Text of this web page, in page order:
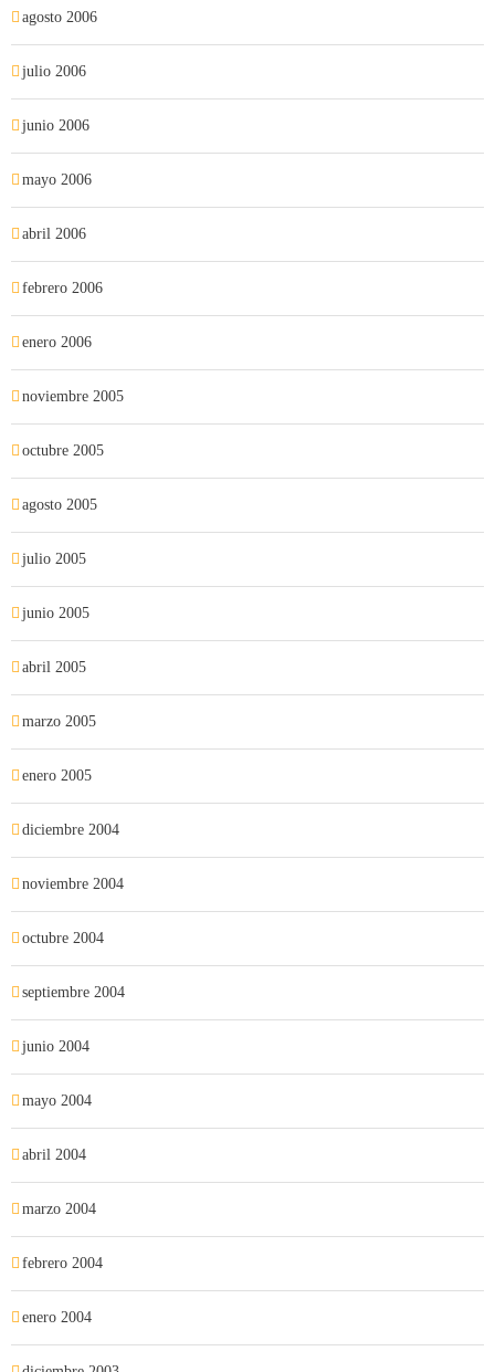
agosto 2006
julio 2006
junio 2006
mayo 2006
abril 2006
febrero 2006
enero 2006
noviembre 2005
octubre 2005
agosto 2005
julio 2005
junio 2005
abril 2005
marzo 2005
enero 2005
diciembre 2004
noviembre 2004
octubre 2004
septiembre 2004
junio 2004
mayo 2004
abril 2004
marzo 2004
febrero 2004
enero 2004